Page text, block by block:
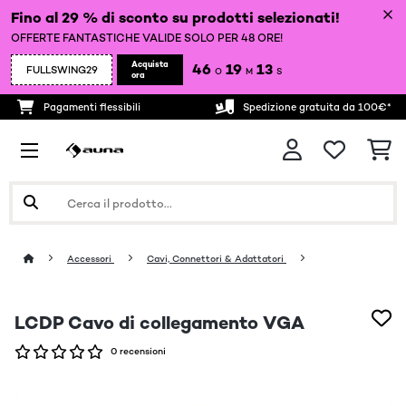
Fino al 29 % di sconto su prodotti selezionati!
OFFERTE FANTASTICHE VALIDE SOLO PER 48 ORE!
FULLSWING29
Acquista
ora
46 O 19 M 12 S
Pagamenti flessibili Spedizione gratuita da 100€*
Accessori Cavi, Connettori & Adattatori
LCDP Cavo di collegamento VGA
0 recensioni